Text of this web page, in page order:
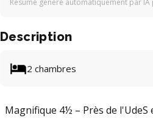
Résumé généré automatiquement par
Description
2 chambres
Magnifique 4½ – Près de l'UdeS